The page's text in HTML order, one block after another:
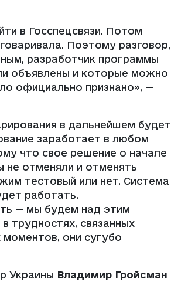
в Госспецсвязи. Потом
Поэтому разговор,
разработчик программы
объявлены и которые можно
официально признано», —
в дальнейшем будет
заработает в любом
что свое решение о начале
не отменяли и отменять
тестовый или нет. Система
работать.
— мы будем над этим
трудностях, связанных
моментов, они сугубо
Украины Владимир Гройсман